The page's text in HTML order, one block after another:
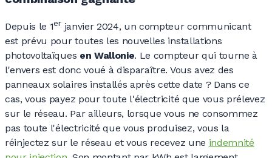
Depuis le 1er janvier 2024, un compteur communicant
est prévu pour toutes les nouvelles installations
photovoltaïques en Wallonie. Le compteur qui tourne à
l'envers est donc voué à disparaître. Vous avez des
panneaux solaires installés après cette date ?Dans ce
cas, vous payez pour toute l'électricité que vous prélevez
sur le réseau. Par ailleurs, lorsque vous ne consommez
pas toute l'électricité que vous produisez, vous la
réinjectez sur le réseau et vous recevez une indemnité